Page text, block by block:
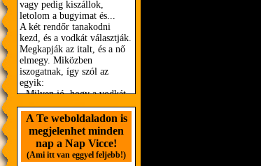
A Te weboldaladon is
megjelenhet minden
nap a Nap Vicce!
(Ami itt van eggyel feljebb!)